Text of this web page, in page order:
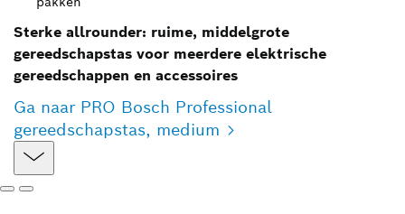
Sterke allrounder: ruime, middelgrote
gereedschapstas voor meerdere elektrische
gereedschappen en accessoires
Ga naar PRO Bosch Professional
gereedschapstas, medium